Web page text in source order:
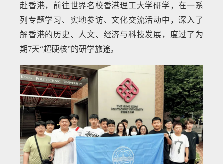
赴香港，前往世界名校香港理工大学研学，在一系
列专题学习、实地参访、文化交流活动中，深入了
解香港的历史、人文、经济与科技发展，度过了为
期7天“超硬核”的研学旅途。